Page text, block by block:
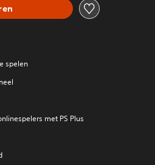
spelen
met PS Plus